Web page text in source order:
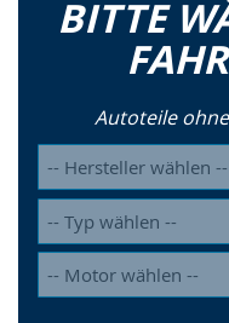
BITTE
Autoteile